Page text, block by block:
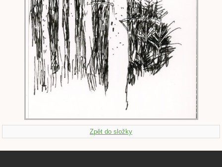
Zpět do složky